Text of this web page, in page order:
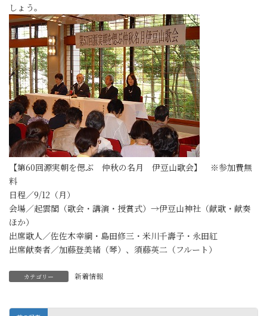
しょう。
【第60回源実朝を偲ぶ 仲秋の名月 伊豆山歌会】 ※参加費無
料
日程／9/12（月）
会場／起雲閣（歌会・講演・授賞式）→伊豆山神社（献歌・献奏
ほか）
出席歌人／佐佐木幸綱・島田修三・米川千壽子・永田紅
出席献奏者／加藤登美緒（琴）、須藤英二（フルート）
カテゴリー 新着情報